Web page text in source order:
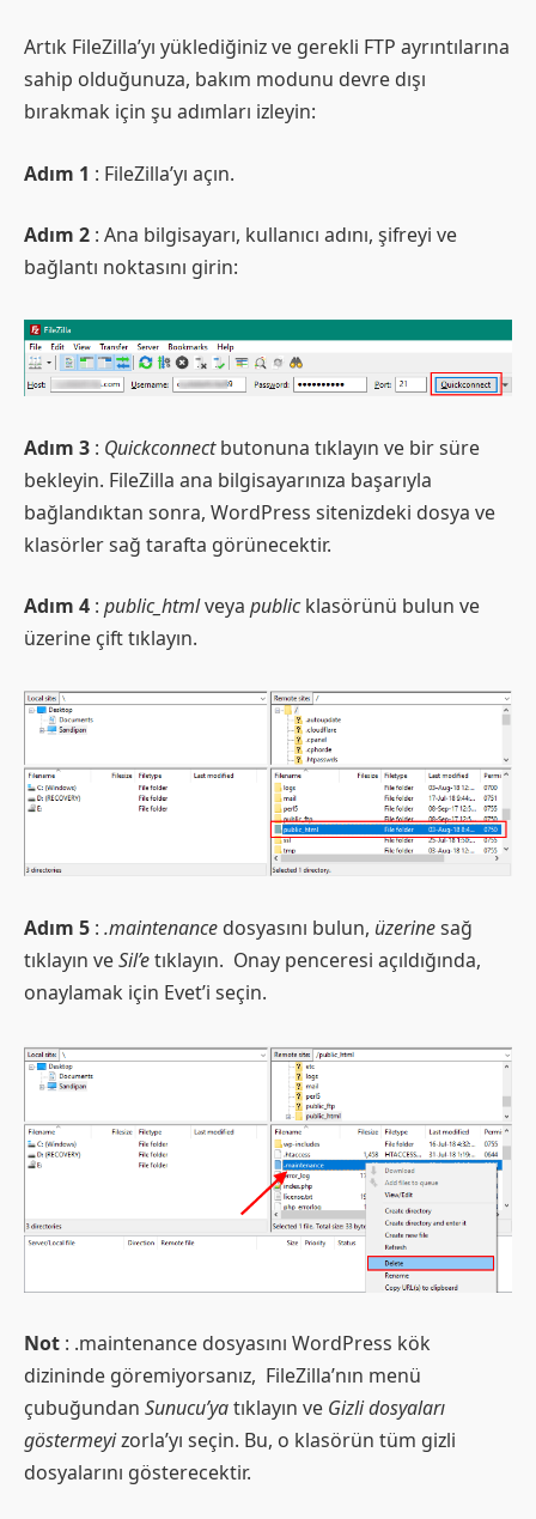
Artık FileZilla’yı yüklediğiniz ve gerekli FTP ayrıntılarına
sahip olduğunuza, bakım modunu devre dışı
bırakmak için şu adımları izleyin:
Adım 1 : FileZilla’yı açın.
Adım 2 : Ana bilgisayarı, kullanıcı adını, şifreyi ve
bağlantı noktasını girin:
Adım 3 : Quickconnectbutonuna tıklayın ve bir süre
bekleyin. FileZilla ana bilgisayarınıza başarıyla
bağlandıktan sonra, WordPress sitenizdeki dosya ve
klasörler sağ tarafta görünecektir.
Adım 4 : public_htmlveya publicklasörünü bulun ve
üzerine çift tıklayın.
Adım 5 : .maintenance dosyasını bulun, üzerinesağ
tıklayın veSil’etıklayın. Onay penceresi açıldığında,
onaylamak için Evet’i seçin.
Not : .maintenance dosyasını WordPress kök
dizininde göremiyorsanız, FileZilla’nın menü
çubuğundan Sunucu’yatıklayın ve Gizli dosyaları
göstermeyizorla’yı seçin. Bu, o klasörün tüm gizli
dosyalarını gösterecektir.